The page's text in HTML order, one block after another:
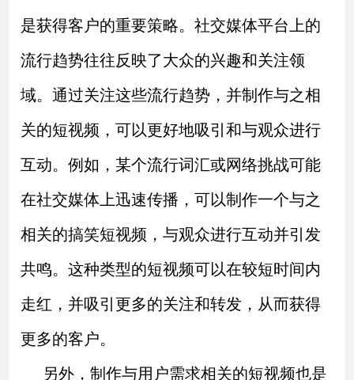
是获得客户的重要策略。社交媒体平台上的
流行趋势往往反映了大众的兴趣和关注领
域。通过关注这些流行趋势，并制作与之相
关的短视频，可以更好地吸引和与观众进行
互动。例如，某个流行词汇或网络挑战可能
在社交媒体上迅速传播，可以制作一个与之
相关的搞笑短视频，与观众进行互动并引发
共鸣。这种类型的短视频可以在较短时间内
走红，并吸引更多的关注和转发，从而获得
更多的客户。
另外，制作与用户需求相关的短视频也是